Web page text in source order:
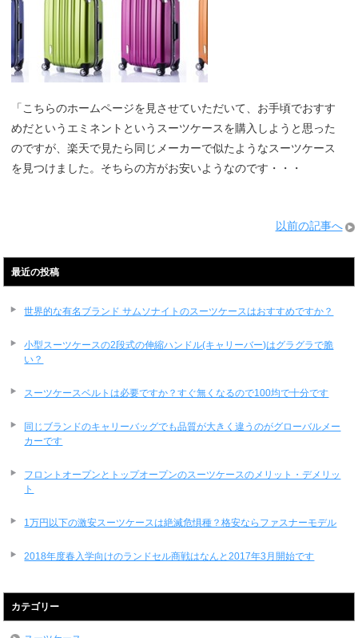
「こちらのホームページを見させていただいて、お手頃でおすす
めだというエミネントというスーツケースを購入しようと思った
のですが、楽天で見たら同じメーカーで似たようなスーツケース
を見つけました。そちらの方がお安いようなのです・・・
以前の記事へ
最近の投稿
世界的な有名ブランド サムソナイトのスーツケースはおすすめですか？
小型スーツケースの2段式の伸縮ハンドル(キャリーバー)はグラグラで脆
い？
スーツケースベルトは必要ですか？すぐ無くなるので100均で十分です
同じブランドのキャリーバッグでも品質が大きく違うのがグローバルメー
カーです
フロントオープンとトップオープンのスーツケースのメリット・デメリッ
ト
1万円以下の激安スーツケースは絶滅危惧種？格安ならファスナーモデル
2018年度春入学向けのランドセル商戦はなんと2017年3月開始です
カテゴリー